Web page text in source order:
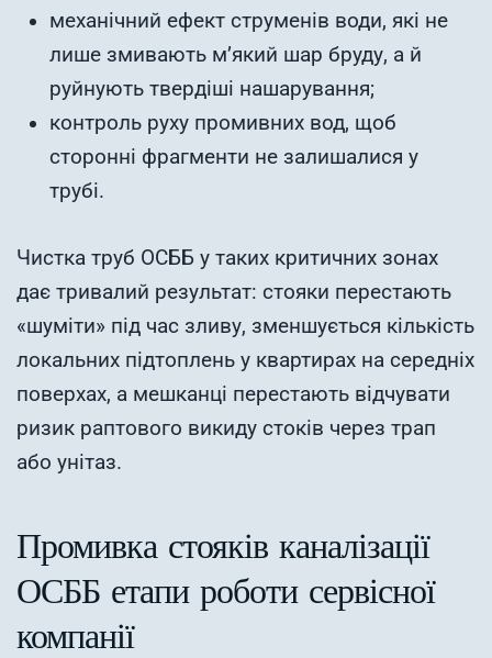
механічний ефект струменів води, які не
лише змивають м’який шар бруду, а й
руйнують твердіші нашарування;
контроль руху промивних вод, щоб
сторонні фрагменти не залишалися у
трубі.
Чистка труб ОСББ у таких критичних зонах
дає тривалий результат: стояки перестають
«шуміти» під час зливу, зменшується кількість
локальних підтоплень у квартирах на середніх
поверхах, а мешканці перестають відчувати
ризик раптового викиду стоків через трап
або унітаз.
Промивка стояків каналізації
ОСББ етапи роботи сервісної
компанії